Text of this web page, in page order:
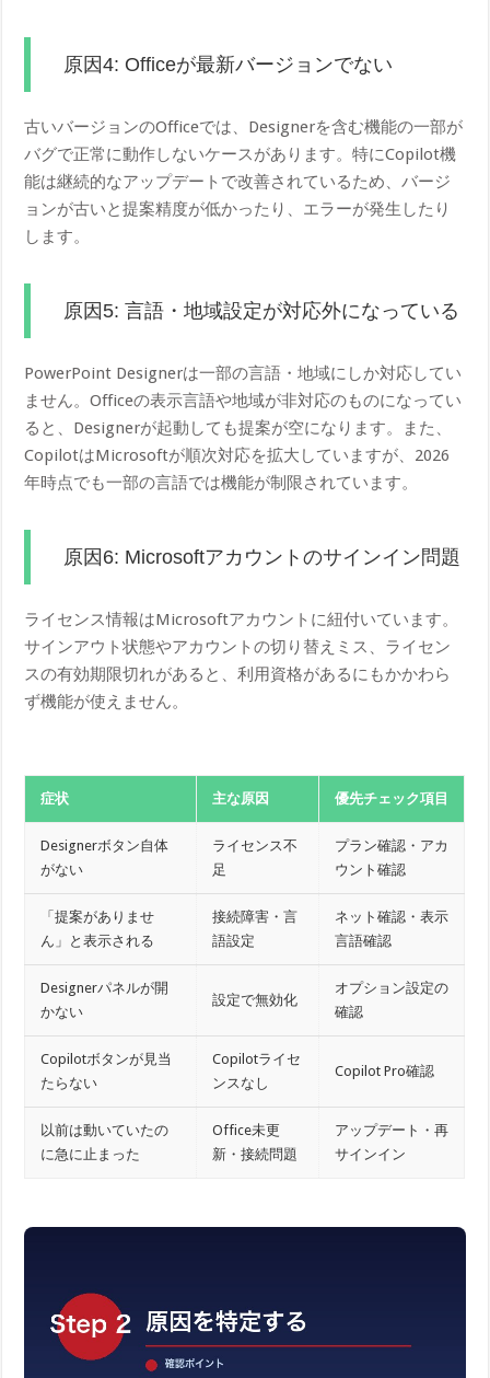
原因4: Officeが最新バージョンでない
古いバージョンのOfficeでは、Designerを含む機能の一部が
バグで正常に動作しないケースがあります。特にCopilot機
能は継続的なアップデートで改善されているため、バージ
ョンが古いと提案精度が低かったり、エラーが発生したり
します。
原因5: 言語・地域設定が対応外になっている
PowerPoint Designerは一部の言語・地域にしか対応してい
ません。Officeの表示言語や地域が非対応のものになってい
ると、Designerが起動しても提案が空になります。また、
CopilotはMicrosoftが順次対応を拡大していますが、2026
年時点でも一部の言語では機能が制限されています。
原因6: Microsoftアカウントのサインイン問題
ライセンス情報はMicrosoftアカウントに紐付いています。
サインアウト状態やアカウントの切り替えミス、ライセン
スの有効期限切れがあると、利用資格があるにもかかわら
ず機能が使えません。
症状 主な原因 優先チェック項目
Designerボタン自体
がない
ライセンス不
足
プラン確認・アカ
ウント確認
「提案がありませ
ん」と表示される
接続障害・言
語設定
ネット確認・表示
言語確認
Designerパネルが開
かない
設定で無効化
オプション設定の
確認
Copilotボタンが見当
たらない
Copilotライセ
ンスなし
Copilot Pro確認
以前は動いていたの
に急に止まった
Office未更
新・接続問題
アップデート・再
サインイン